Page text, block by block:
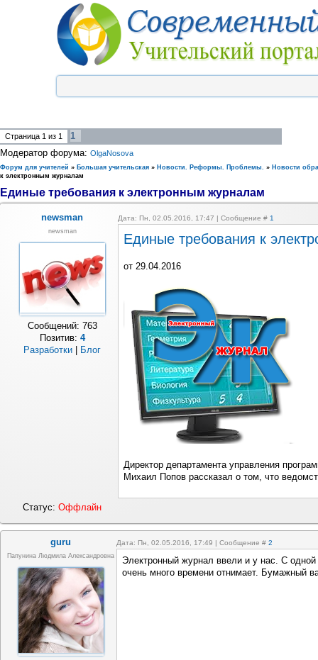
Страница 1 из 1
1
Модератор форума: OlgaNosova
Форум для учителей » Большая учительская » Новости. Реформы. Проблемы. » Новости
к электронным журналам
Единые требования к электронным журналам
newsman Дата: Пн, 02.05.2016, 17:47 | Сообщение # 1
newsman
Сообщений: 763
Позитив: 4
Разработки
Блог
Единые требования к
от 29.04.2016
Директор департамента управления
Михаил Попов рассказал о том, что
Статус:Оффлайн
guru Дата: Пн, 02.05.2016, 17:49 | Сообщение # 2
Папунина Людмила Александровна
Электронный журнал ввели и у нас. С
очень много времени отнимает. Бумажный